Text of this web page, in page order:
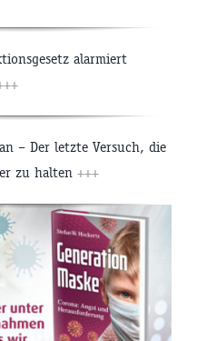
alarmiert
– Der letzte Versuch, die
zu halten +++